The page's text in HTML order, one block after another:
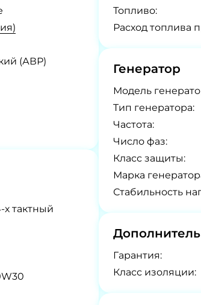
(АВР)
тактный
Топливо:
Расход топлива
Генератор
Модель
Tип генератора:
Частота:
Число фаз:
Класс защиты:
Марка
Стабильность
Гарантия:
Класс изоляции: